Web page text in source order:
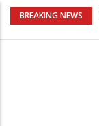
BREAKING NEWS